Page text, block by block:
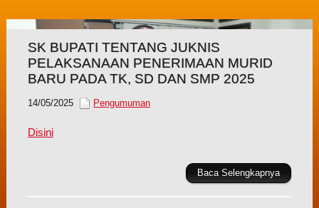
SK BUPATI TENTANG JUKNIS
PELAKSANAAN PENERIMAAN MURID
BARU PADA TK, SD DAN SMP 2025
14/05/2025 Pengumuman
Disini
Baca Selengkapnya